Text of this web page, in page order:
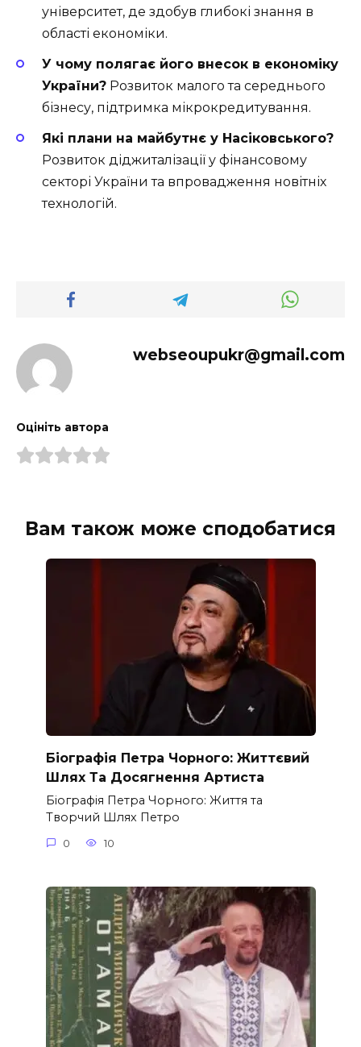
університет, де здобув глибокі знання в
області економіки.
У чому полягає його внесок в економіку
України? Розвиток малого та середнього
бізнесу, підтримка мікрокредитування.
Які плани на майбутнє у Насіковського?
Розвиток діджиталізації у фінансовому
секторі України та впровадження новітніх
технологій.
webseoupukr@gmail.com
Оцініть автора
Вам також може сподобатися
Біографія Петра Чорного: Життєвий
Шлях Та Досягнення Артиста
Біографія Петра Чорного: Життя та
Творчий Шлях Петро
0 10